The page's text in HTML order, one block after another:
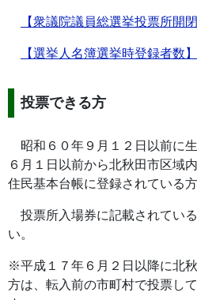
【衆議院議員総選挙投票所開
【選挙人名簿選挙時登録者数
投票できる方
昭和６０年９月１２日以前に
６月１日以前から北秋田市区域
住民基本台帳に登録されている方
投票所入場券に記載されてい
い。
※平成１７年６月２日以降に北
方は、転入前の市町村で投票し